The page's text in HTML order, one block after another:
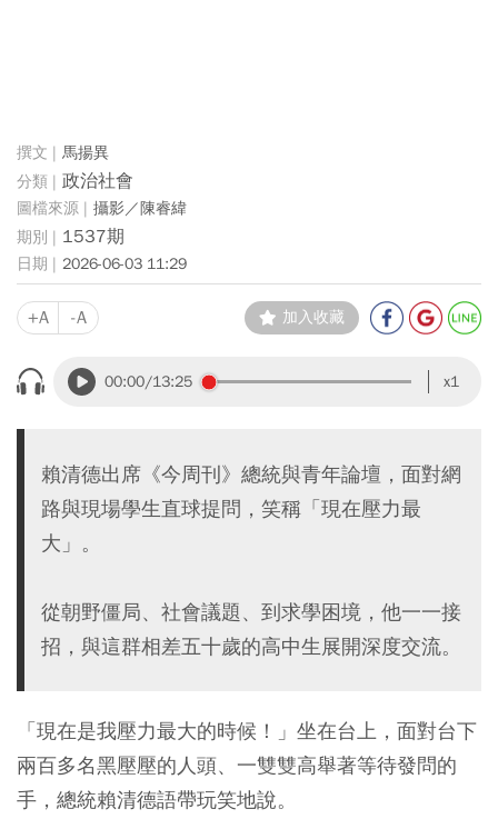
馬揚異
政治社會
攝影／陳睿緯
1537期
2026-06-03 11:29
+A -A 加入收藏
00:00/13:25 x1
賴清德出席《今周刊》總統與青年論壇，面對網
路與現場學生直球提問，笑稱「現在壓力最
大」。
從朝野僵局、社會議題、到求學困境，他一一接
招，與這群相差五十歲的高中生展開深度交流。
「現在是我壓力最大的時候！」坐在台上，面對台下
兩百多名黑壓壓的人頭、一雙雙高舉著等待發問的
手，總統賴清德語帶玩笑地說。